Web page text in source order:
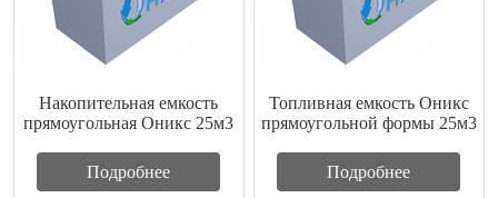
Накопительная емкость
прямоугольная Оникс 25м3
Подробнее
Топливная емкость Оникс
прямоугольной формы 25м3
Подробнее